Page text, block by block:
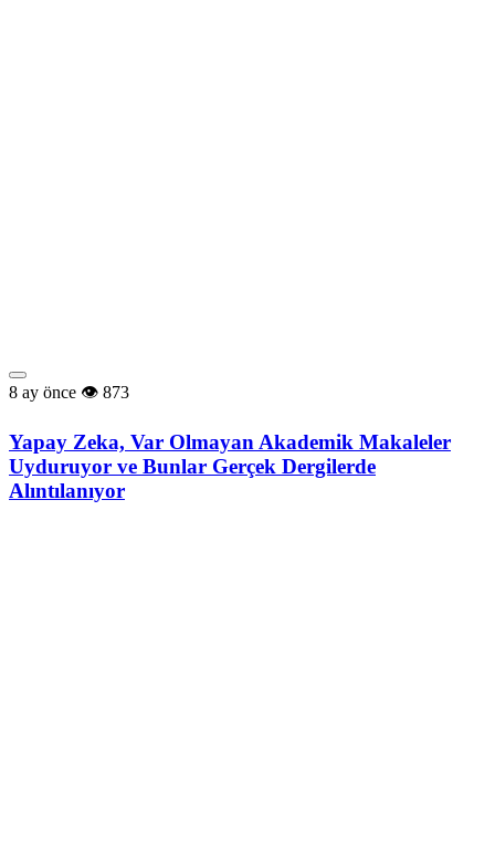
8 ay önce 873
Yapay Zeka, Var Olmayan Akademik Makaleler
Uyduruyor ve Bunlar Gerçek Dergilerde
Alıntılanıyor